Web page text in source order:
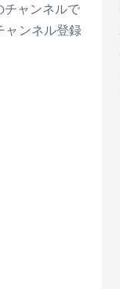
ャンネルで
ャンネル登録